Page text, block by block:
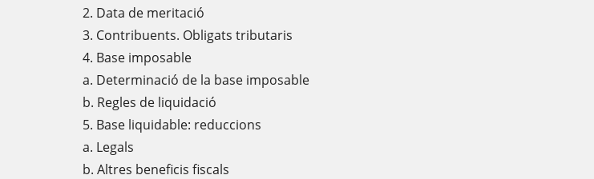
2. Data de meritació
3. Contribuents. Obligats tributaris
4. Base imposable
a. Determinació de la base imposable
b. Regles de liquidació
5. Base liquidable: reduccions
a. Legals
b. Altres beneficis fiscals